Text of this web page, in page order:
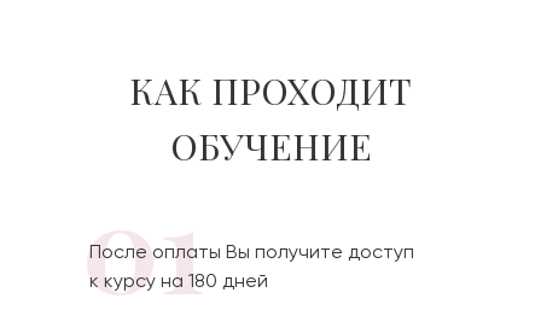
КАК ПРОХОДИТ
ОБУЧЕНИЕ
01
После оплаты Вы получите доступ
к курсу на 180 дней